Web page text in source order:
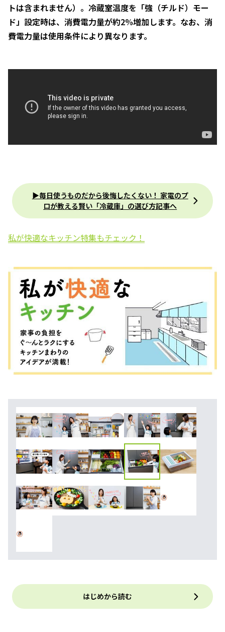
トは含まれません）。冷蔵室温度を「強（チルド）モー
ド」設定時は、消費電力量が約2%増加します。なお、消
費電力量は使用条件により異なります。
▶毎日使うものだから後悔したくない！ 家電のプ
ロが教える賢い「冷蔵庫」の選び方記事へ
私が快適なキッチン特集もチェック！
はじめから読む